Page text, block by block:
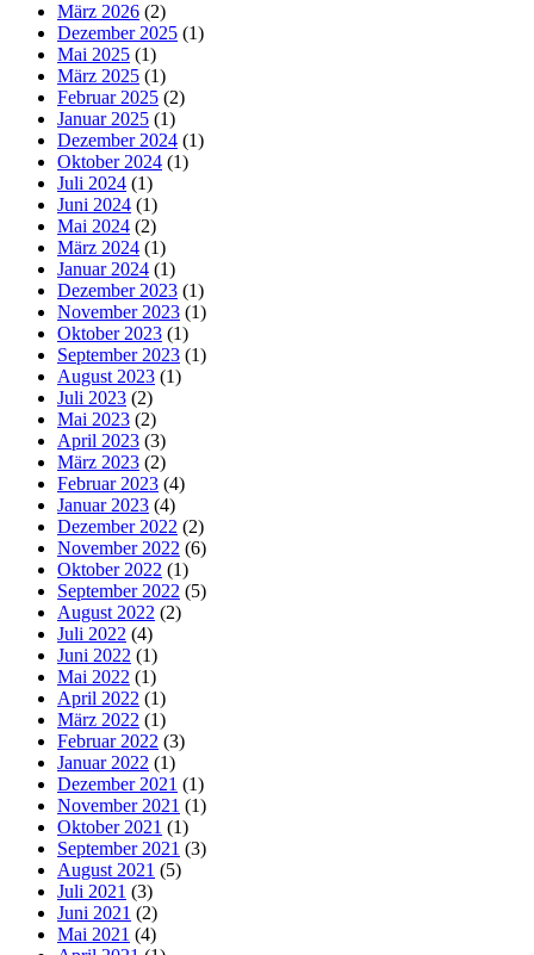
März 2026 (2)
Dezember 2025 (1)
Mai 2025 (1)
März 2025 (1)
Februar 2025 (2)
Januar 2025 (1)
Dezember 2024 (1)
Oktober 2024 (1)
Juli 2024 (1)
Juni 2024 (1)
Mai 2024 (2)
März 2024 (1)
Januar 2024 (1)
Dezember 2023 (1)
November 2023 (1)
Oktober 2023 (1)
September 2023 (1)
August 2023 (1)
Juli 2023 (2)
Mai 2023 (2)
April 2023 (3)
März 2023 (2)
Februar 2023 (4)
Januar 2023 (4)
Dezember 2022 (2)
November 2022 (6)
Oktober 2022 (1)
September 2022 (5)
August 2022 (2)
Juli 2022 (4)
Juni 2022 (1)
Mai 2022 (1)
April 2022 (1)
März 2022 (1)
Februar 2022 (3)
Januar 2022 (1)
Dezember 2021 (1)
November 2021 (1)
Oktober 2021 (1)
September 2021 (3)
August 2021 (5)
Juli 2021 (3)
Juni 2021 (2)
Mai 2021 (4)